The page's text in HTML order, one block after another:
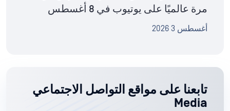
مرة عالميًا على يوتيوب في 8 أغسطس
أغسطس 3 2026
تابعنا على مواقع التواصل الاجتماعي
Media